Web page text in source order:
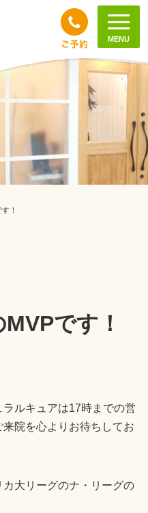
MENU
！
です！
ルキュアは17時までの営
院を心よりお待ちしてお
大リーグのナ・リーグの